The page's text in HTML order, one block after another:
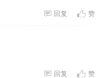
回复 赞
回复 赞